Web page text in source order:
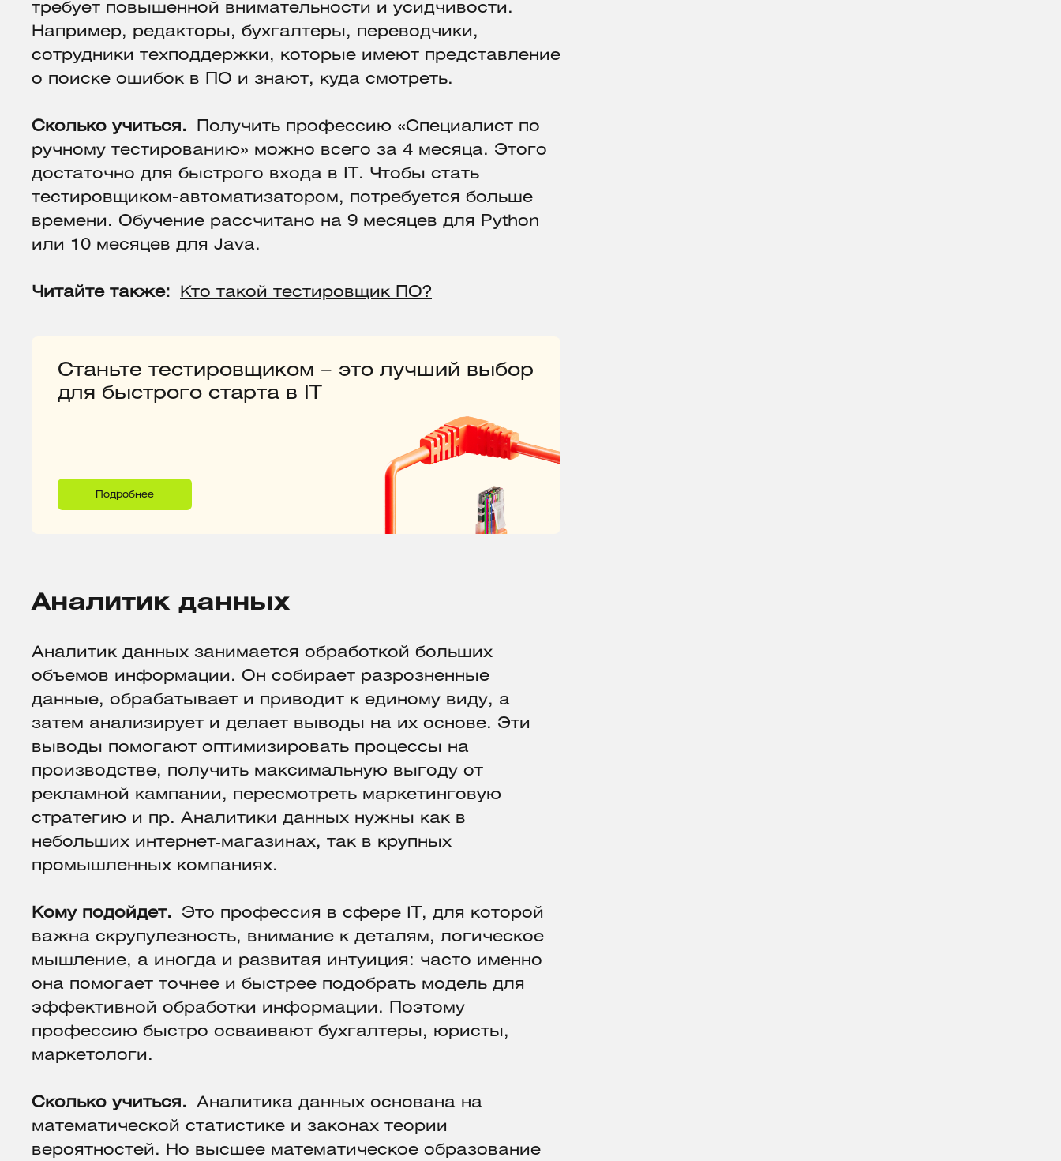
требует повышенной внимательности и усидчивости.
Например, редакторы, бухгалтеры, переводчики,
сотрудники техподдержки, которые имеют представление
о поиске ошибок в ПО и знают, куда смотреть.
Сколько учиться.
Получить профессию «Специалист по
ручному тестированию» можно всего за 4 месяца. Этого
достаточно для быстрого входа в IT. Чтобы стать
тестировщиком-автоматизатором, потребуется больше
времени. Обучение рассчитано на 9 месяцев для Python
или 10 месяцев для Java.
Читайте также: Кто такой тестировщик ПО?
Станьте тестировщиком – это лучший выбор
для быстрого старта в IT
Подробнее
Аналитик данных
Аналитик данных занимается обработкой больших
объемов информации. Он собирает разрозненные
данные, обрабатывает и приводит к единому виду, а
затем анализирует и делает выводы на их основе. Эти
выводы помогают оптимизировать процессы на
производстве, получить максимальную выгоду от
рекламной кампании, пересмотреть маркетинговую
стратегию и пр. Аналитики данных нужны как в
небольших интернет‑магазинах, так в крупных
промышленных компаниях.
Кому подойдет.
Это профессия в сфере IT, для которой
важна скрупулезность, внимание к деталям, логическое
мышление, а иногда и развитая интуиция: часто именно
она помогает точнее и быстрее подобрать модель для
эффективной обработки информации. Поэтому
профессию быстро осваивают бухгалтеры, юристы,
маркетологи.
Сколько учиться.
Аналитика данных основана на
математической статистике и законах теории
вероятностей. Но высшее математическое образование